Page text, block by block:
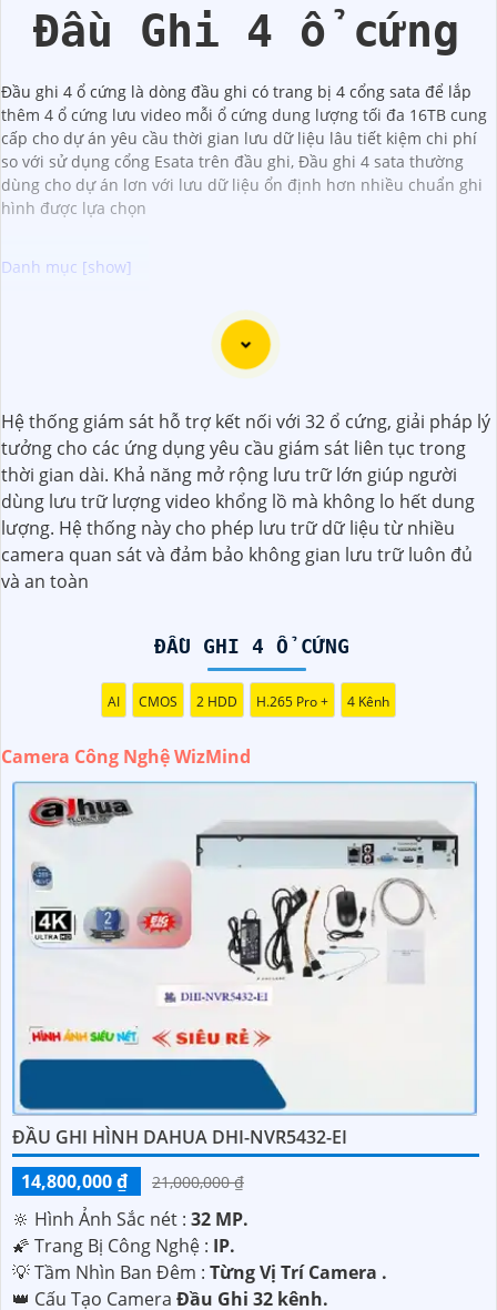
Đầu Ghi 4 ổ cứng
Đầu ghi 4 ổ cứng là dòng đầu ghi có trang bị 4 cổng sata để lắp
thêm 4 ổ cứng lưu video mỗi ổ cứng dung lượng tối đa 16TB cung
cấp cho dự án yêu cầu thời gian lưu dữ liệu lâu tiết kiệm chi phí
so với sử dụng cổng Esata trên đầu ghi, Đầu ghi 4 sata thường
dùng cho dự án lơn với lưu dữ liệu ổn định hơn nhiều chuẩn ghi
hình được lựa chọn
Camera Công Nghệ WizMind là một giải pháp an ninh hiện
đại và phù hợp cho nhu cầu giám sát và bảo vệ của bạn.
hành vi đe dọa. tích hợp công nghệ trí tuệ nhân tạo. Hãy
chọn ngay camera ngay hôm nay để bảo vệ an ninh cho
không gian của bạn một cách tối ưu và an toàn.
Hệ thống giám sát hỗ trợ kết nối với 32 ổ cứng, giải pháp lý
tưởng cho các ứng dụng yêu cầu giám sát liên tục trong
thời gian dài. Khả năng mở rộng lưu trữ lớn giúp người
dùng lưu trữ lượng video khổng lồ mà không lo hết dung
lượng. Hệ thống này cho phép lưu trữ dữ liệu từ nhiều
camera quan sát và đảm bảo không gian lưu trữ luôn đủ
và an toàn
ĐẦU GHI 4 Ổ CỨNG
AI CMOS 2 HDD H.265 Pro + 4 Kênh
Camera Công Nghệ WizMind
ĐẦU GHI HÌNH DAHUA DHI-NVR5432-EI
14,800,000 ₫
21,000,000 ₫
🔆 Hình Ảnh Sắc nét : 32 MP.
🌠 Trang Bị Công Nghệ : IP.
💡 Tầm Nhìn Ban Đêm : Từng Vị Trí Camera .
👑 Cấu Tạo Camera Đầu Ghi 32 kênh.